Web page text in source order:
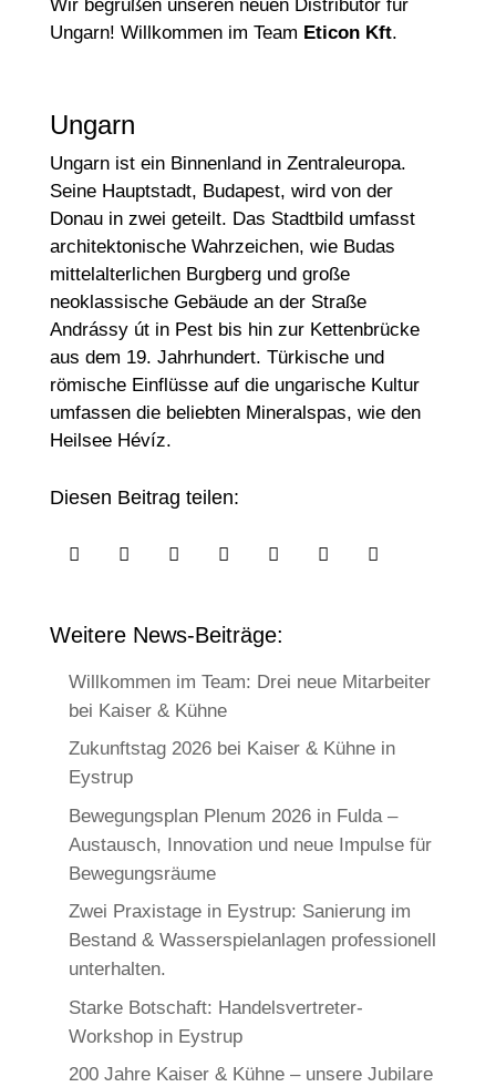
Wir begrüßen unseren neuen Distributor für
Ungarn! Willkommen im Team Eticon Kft.
Ungarn
Ungarn ist ein Binnenland in Zentraleuropa.
Seine Hauptstadt, Budapest, wird von der
Donau in zwei geteilt. Das Stadtbild umfasst
architektonische Wahrzeichen, wie Budas
mittelalterlichen Burgberg und große
neoklassische Gebäude an der Straße
Andrássy út in Pest bis hin zur Kettenbrücke
aus dem 19. Jahrhundert. Türkische und
römische Einflüsse auf die ungarische Kultur
umfassen die beliebten Mineralspas, wie den
Heilsee Hévíz.
Diesen Beitrag teilen:
      
Weitere News-Beiträge:
Willkommen im Team: Drei neue Mitarbeiter
bei Kaiser & Kühne
Zukunftstag 2026 bei Kaiser & Kühne in
Eystrup
Bewegungsplan Plenum 2026 in Fulda –
Austausch, Innovation und neue Impulse für
Bewegungsräume
Zwei Praxistage in Eystrup: Sanierung im
Bestand & Wasserspielanlagen professionell
unterhalten.
Starke Botschaft: Handelsvertreter-
Workshop in Eystrup
200 Jahre Kaiser & Kühne – unsere Jubilare